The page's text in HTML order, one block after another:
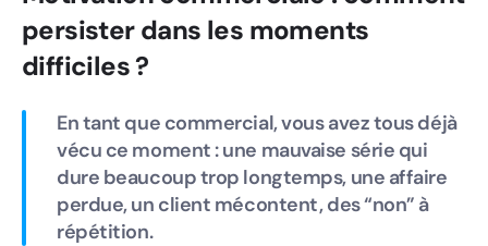
persister dans les moments
difficiles ?
En tant que commercial, vous avez tous déjà
vécu ce moment : une mauvaise série qui
dure beaucoup trop longtemps, une affaire
perdue, un client mécontent, des “non” à
répétition.